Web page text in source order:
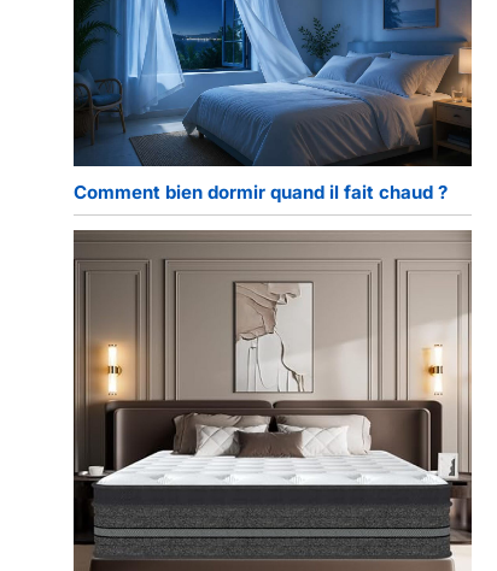
Comment bien dormir quand il fait chaud ?